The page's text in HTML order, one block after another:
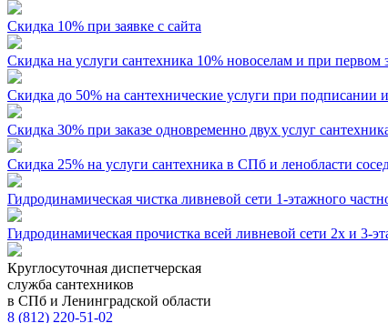
Скидка 10% при заявке с сайта
Скидка на услуги сантехника 10% новоселам и при первом
Скидка до 50% на сантехнические услуги при подписании
Скидка 30% при заказе одновременно двух услуг
Скидка 25% на услуги сантехника в СПб и ленобласти
Гидродинамическая чистка ливневой сети 1-этажного
Гидродинамическая прочистка всей ливневой сети 2х и 3-
Круглосуточная диспетчерская
служба сантехников
в СПб и Ленинградской области
8 (812) 220-51-02